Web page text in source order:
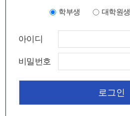
학부생 대학원생
아이디
비밀번호